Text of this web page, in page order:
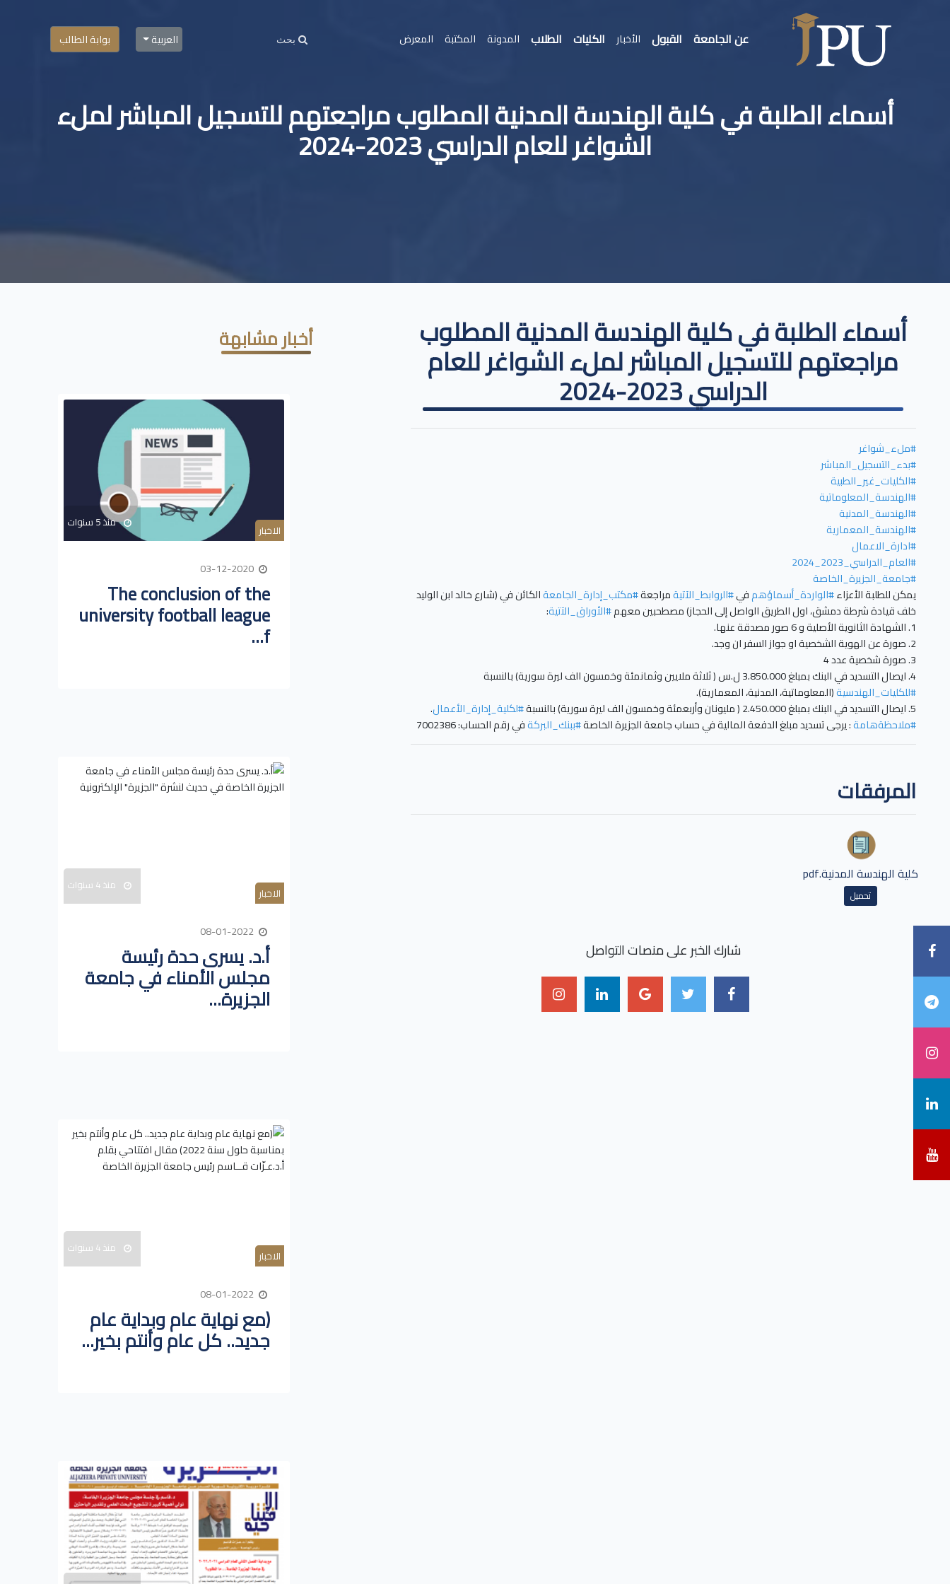
عن الجامعة القبول الأخبار الكليات الطلاب المدونة المكتبة المعرض العربية بوابة الطالب
أسماء الطلبة في كلية الهندسة المدنية المطلوب مراجعتهم للتسجيل المباشر لملء
الشواغر للعام الدراسي 2023-2024
أسماء الطلبة في كلية الهندسة المدنية المطلوب
مراجعتهم للتسجيل المباشر لملء الشواغر للعام
الدراسي 2023-2024
#ملء_شواغر
#بدء_التسجيل_المباشر
#الكليات_غير_الطبية
#الهندسة_المعلوماتية
#الهندسة_المدنية
#الهندسة_المعمارية
#ادارة_الاعمال
#العام_الدراسي_2023_2024
#جامعة_الجزيرة_الخاصة
يمكن للطلبة الأعزاء#الواردة_أسماؤهمفي#الروابط_الآتيةمراجعة#مكتب_إدارة_الجامعةالكائن في (شارع خالد ابن الوليد
خلف قيادة شرطة دمشق، اول الطريق الواصل إلى الحجاز) مصطحبين معهم#الأوراق_الآتية:
1. الشهادة الثانوية الأصلية و 6 صور مصدقة عنها.
2. صورة عن الهوية الشخصية او جواز السفر ان وجد.
3. صورة شخصية عدد 4
4. ايصال التسديد في البنك بمبلغ 3.850.000 ل.س ( ثلاثة ملايين وثمانمئة وخمسون الف ليرة سورية) بالنسبة
#للكليات_الهندسية(المعلوماتية، المدنية، المعمارية).
5. ايصال التسديد في البنك بمبلغ 2.450.000 ( مليونان وأربعمئة وخمسون الف ليرة سورية) بالنسبة
#لكلية_إدارة_الأعمال.
#ملاحظةهامة: يرجى تسديد مبلغ الدفعة المالية في حساب جامعة الجزيرة الخاصة#ببنك_البركةفي رقم الحساب: 7002386
المرفقات
كلية الهندسة المدنية.pdf
تحميل
شارك الخبر على منصات التواصل
أخبار مشابهة
الاخبار منذ 5 سنوات
The conclusion of the
university football league
f...
الاخبار منذ 4 سنوات
أ.د. يسرى حدة رئيسة
مجلس الأمناء في جامعة
الجزيرة...
الاخبار منذ 4 سنوات
(مع نهاية عام وبداية عام
جديد.. كل عام وأنتم بخير...